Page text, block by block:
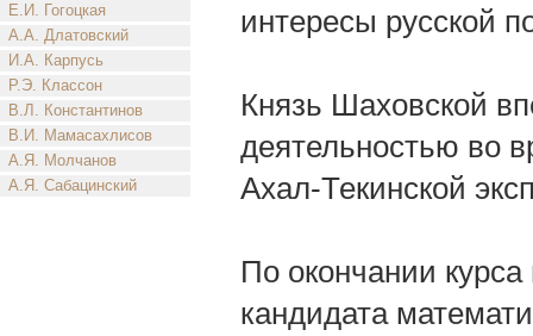
Е.И. Гогоцкая
А.А. Длатовский
И.А. Карпусь
Р.Э. Классон
В.Л. Константинов
В.И. Мамасахлисов
А.Я. Молчанов
А.Я. Сабацинский
интересы русской
Князь Шаховской
деятельностью во
Ахал-Текинской
По окончании
кандидата